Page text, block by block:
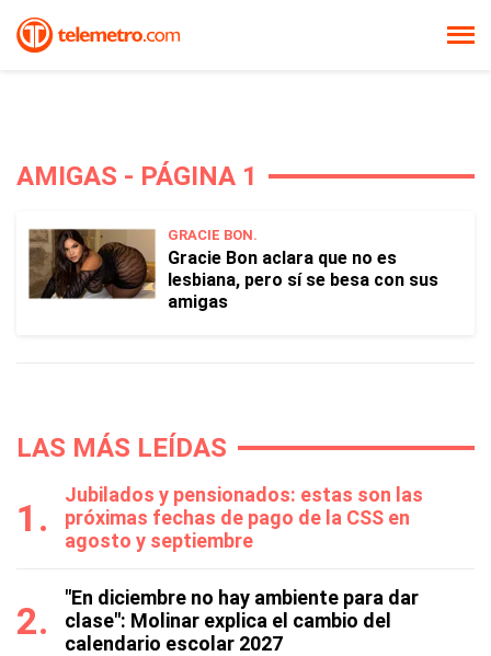
AMIGAS - PÁGINA 1
GRACIE BON.
Gracie Bon aclara que no es
lesbiana, pero sí se besa con sus
amigas
LAS MÁS LEÍDAS
Jubilados y pensionados: estas son las
próximas fechas de pago de la CSS en
agosto y septiembre
"En diciembre no hay ambiente para dar
clase": Molinar explica el cambio del
calendario escolar 2027